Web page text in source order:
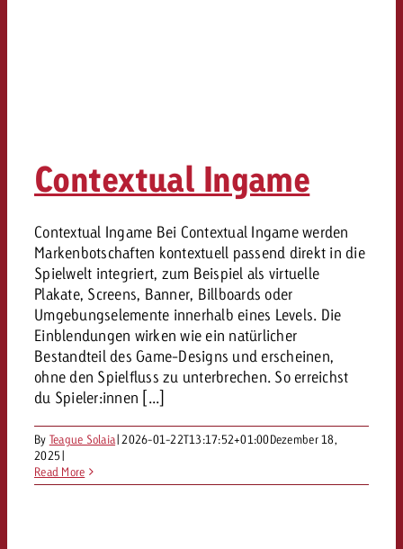
Contextual Ingame
Contextual Ingame Bei Contextual Ingame werden
Markenbotschaften kontextuell passend direkt in die
Spielwelt integriert, zum Beispiel als virtuelle
Plakate, Screens, Banner, Billboards oder
Umgebungselemente innerhalb eines Levels. Die
Einblendungen wirken wie ein natürlicher
Bestandteil des Game-Designs und erscheinen,
ohne den Spielfluss zu unterbrechen. So erreichst
du Spieler:innen [...]
By Teague Solaia| 2026-01-22T13:17:52+01:00Dezember 18,
2025|
Read More